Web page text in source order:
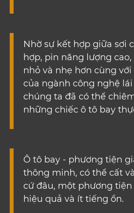
Nhờ sự kết hợp giữa sợi
hợp, pin năng lượng
nhỏ và nhẹ hơn cùng
của ngành công nghệ
chúng ta đã có thể
những chiếc ô tô bay
Ô tô bay - phương tiện
thông minh, có thể cất
cứ đâu, một phương
hiệu quả và ít tiếng ồn.